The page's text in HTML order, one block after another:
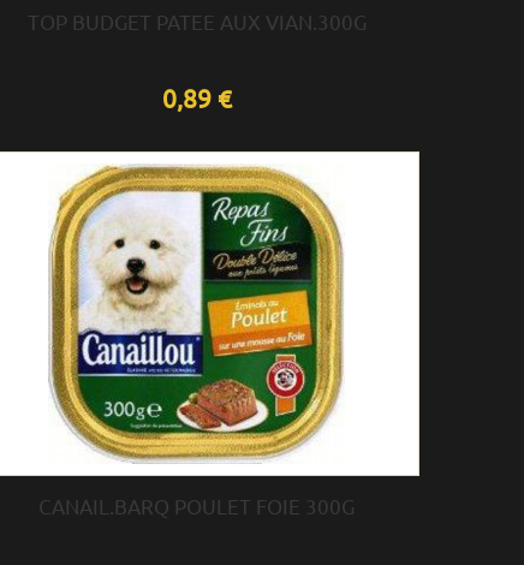
TOP BUDGET PATEE AUX VIAN.300G
0,89 €
CANAIL.BARQ POULET FOIE 300G